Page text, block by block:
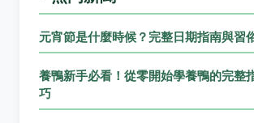
元宵節是什麼時候？完整日期指南與習
養鴨新手必看！從零開始學養鴨的完整
巧